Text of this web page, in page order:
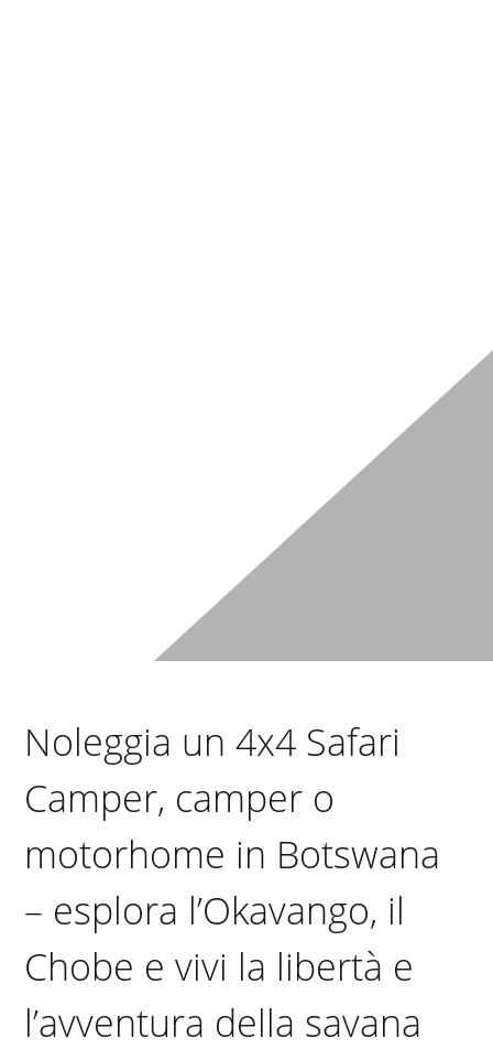
Noleggia un 4x4 Safari
Camper, camper o
motorhome in Botswana
– esplora l’Okavango, il
Chobe e vivi la libertà e
l’avventura della savana